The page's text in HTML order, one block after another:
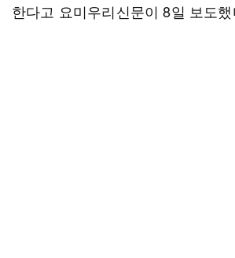
한다고 요미우리신문이 8일 보도